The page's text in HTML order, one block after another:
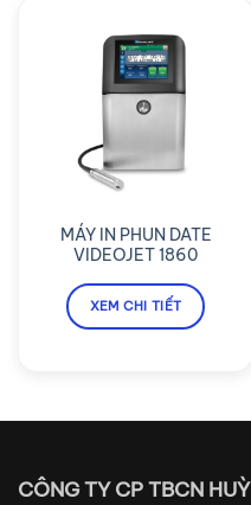
MÁY IN PHUN DATE
VIDEOJET 1860
XEM CHI TIẾT
CÔNG TY CP TBCN